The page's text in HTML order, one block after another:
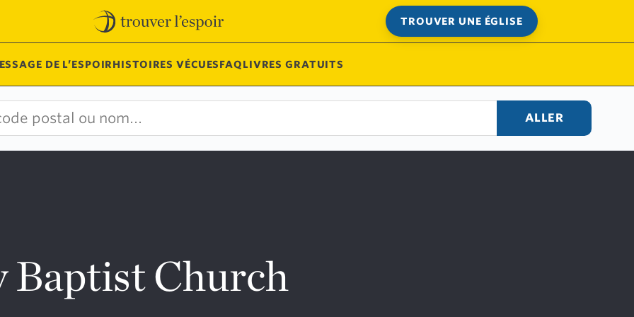
TROUVER UNE ÉGLISE
DE L’ESPOIRHISTOIRES VÉCUESFAQLIVRES GRATUITS
ALLER
Church